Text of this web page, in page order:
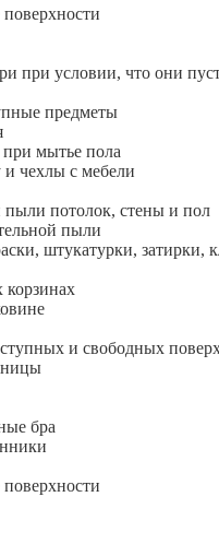
при условии, что они
предметы
мытье пола
чехлы с мебели
пыли потолок, стены и пол
пыли
штукатурки, затирки,
и свободных
бра